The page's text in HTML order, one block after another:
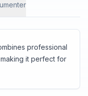
professional
it perfect for